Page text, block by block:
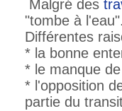
Malgré des
"tombe à l'eau".
Différentes
* la bonne
* le manque
* l'opposition
partie du